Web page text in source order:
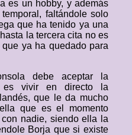
es un hobby, y además
faltándole solo
que ha tenido ya una
la tercera cita no es
ya ha quedado para
debe aceptar la
es vivir en directo la
que le da mucho
que es el momento
nadie, siendo ella la
Borja que si existe